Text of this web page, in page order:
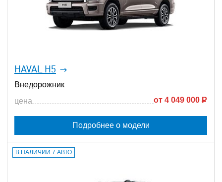
HAVAL H5
Внедорожник
цена
от 4 049 000 Р
Подробнее о модели
В НАЛИЧИИ 7 АВТО